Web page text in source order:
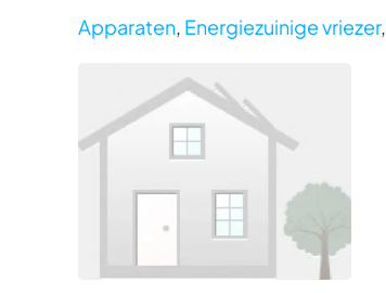
Apparaten, Energiezuinige vriezer,